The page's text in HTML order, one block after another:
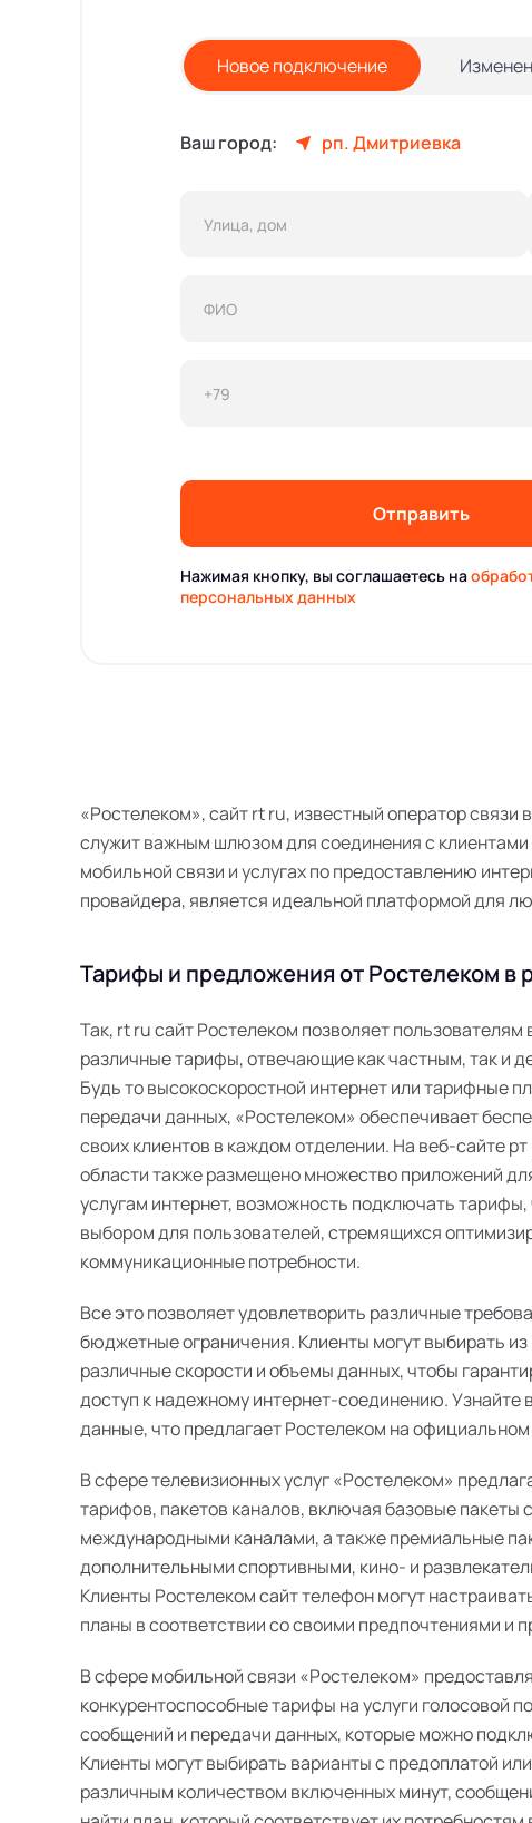
Новое подключение
Ваш город: рп. Дмитриевка
Отправить
Нажимая кнопку, вы соглашаетесь на
персональных данных
«Ростелеком», сайт rt ru, известный оператор
служит важным шлюзом для соединения с
мобильной связи и услугах по предоставлению
провайдера, является идеальной платформой для
Тарифы и предложения от Ростелеком в
Так, rt ru сайт Ростелеком позволяет
различные тарифы, отвечающие как частным, так и
Будь то высокоскоростной интернет или тарифные
передачи данных, «Ростелеком» обеспечивает
своих клиентов в каждом отделении. На веб-сайте
области также размещено множество приложений
услугам интернет, возможность подключать
выбором для пользователей, стремящихся
коммуникационные потребности.
Все это позволяет удовлетворить различные
бюджетные ограничения. Клиенты могут выбирать
различные скорости и объемы данных, чтобы
доступ к надежному интернет-соединению. Узнайте
данные, что предлагает Ростелеком на
В сфере телевизионных услуг «Ростелеком»
тарифов, пакетов каналов, включая базовые пакеты
международными каналами, а также премиальные
дополнительными спортивными, кино- и
Клиенты Ростелеком сайт телефон могут
планы в соответствии со своими предпочтениями и
В сфере мобильной связи «Ростелеком»
конкурентоспособные тарифы на услуги голосовой
сообщений и передачи данных, которые можно
Клиенты могут выбирать варианты с предоплатой
различным количеством включенных минут,